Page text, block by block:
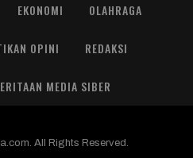
EKONOMI OLAHRAGA
OPINI REDAKSI
MEDIA SIBER
All Rights Reserved.